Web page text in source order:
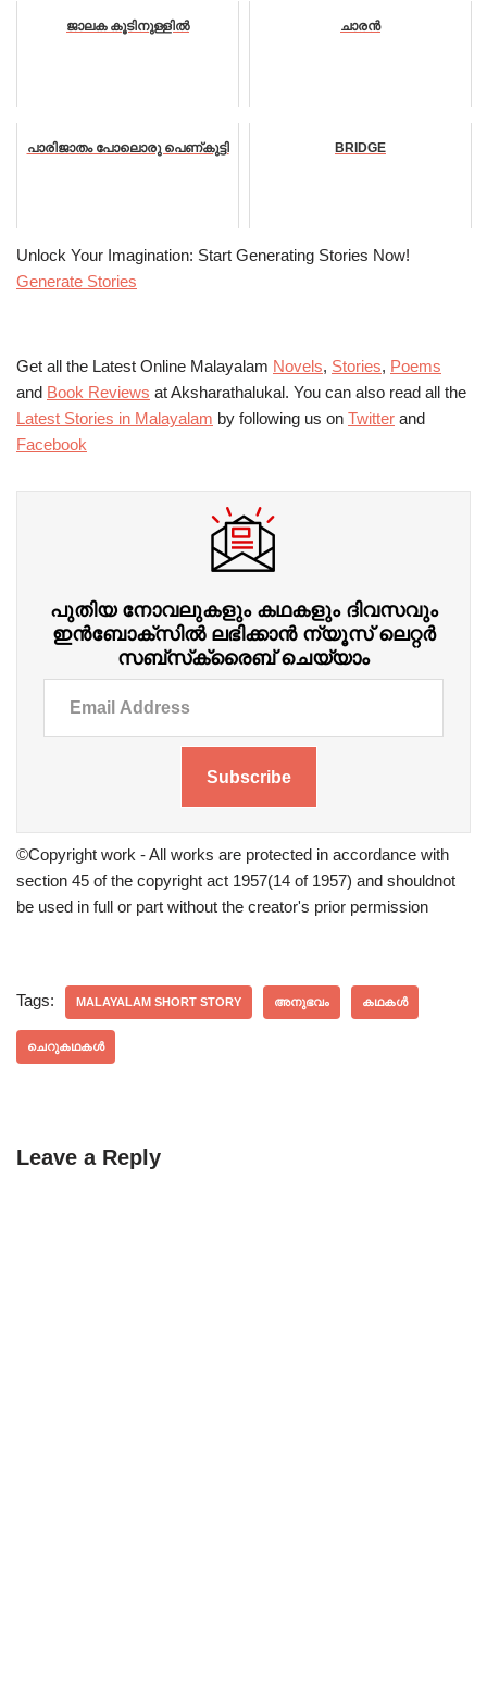
ജാലക കൂടിനുള്ളിൽ ചാരൻ
പാരിജാതം പോലൊരു പെണ്കുട്ടി BRIDGE
Unlock Your Imagination: Start Generating Stories Now!
Generate Stories
Get all the Latest Online Malayalam Novels, Stories, Poems
and Book Reviews at Aksharathalukal. You can also read all the
Latest Stories in Malayalam by following us on Twitter and
Facebook
പുതിയ നോവലുകളും കഥകളും ദിവസവും
ഇന്‍ബോക്‌സില്‍ ലഭിക്കാന്‍ ന്യൂസ് ലെറ്റർ
സബ്‌സ്‌ക്രൈബ് ചെയ്യാം
Subscribe
©Copyright work - All works are protected in accordance with
section 45 of the copyright act 1957(14 of 1957) and shouldnot
be used in full or part without the creator's prior permission
Tags: MALAYALAM SHORT STORY അനുഭവം കഥകൾ
ചെറുകഥകൾ
Leave a Reply